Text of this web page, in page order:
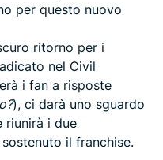
per questo nuovo
ritorno per i
nel Civil
i fan a risposte
), ci darà uno sguardo
riunirà i due
il franchise.